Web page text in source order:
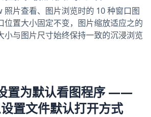
照片查看、图片浏览时的 10 种窗口图
位置大小固定不变，图片缩放适应之的
小与图片尺寸始终保持一致的沉浸浏览
置为默认看图程序 ——
置文件默认打开方式